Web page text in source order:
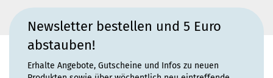
Newsletter bestellen und 5 Euro
abstauben!
Erhalte Angebote, Gutscheine und Infos zu neuen